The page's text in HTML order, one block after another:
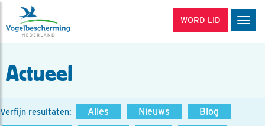
WORD LID
Actueel
Verfijn resultaten: Alles Nieuws
Blog